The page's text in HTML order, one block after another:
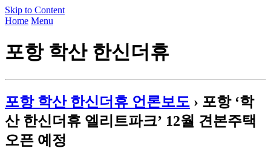
Skip to Content
Home Menu
포항 학산 한신더휴
포항 학산 한신더휴 언론보도 › 포항 ‘학
산 한신더휴 엘리트파크’ 12월 견본주택
오픈 예정